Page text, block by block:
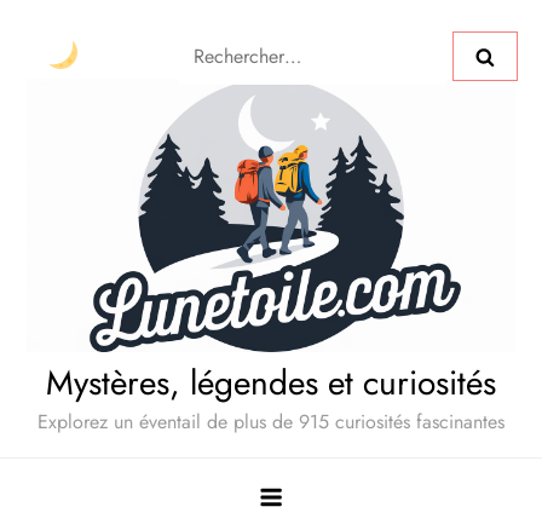
Mystères, légendes et curiosités
Explorez un éventail de plus de 915 curiosités fascinantes